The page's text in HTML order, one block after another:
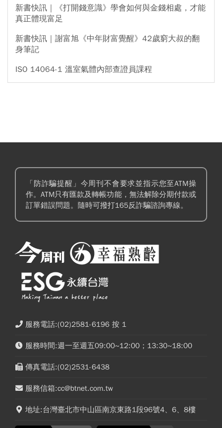
新書快訊｜《打開錢意識》學會如何與金錢相處，才能
真正體現富足
新書快訊｜謝富旭《中年財富覺醒》42歲窮大叔的翻
身筆記
ISO 14064-1 溫室氣體內部查證員課程
「防詐騙提醒」今周刊不會要求並指示您至ATM操
作。ATM只有匯款及轉帳功能，無法解除分期付款或
訂單錯誤問題。隨時可撥打165反詐騙諮詢專線。
服務電話:(02)2581-6196 按 1
服務時間:週一至週五09:00~12:00；13:30~18:00
傳真電話:(02)2531-6438
服務信箱:cc@btnet.com.tw
地址:台灣臺北市中山區南京東路1段96號4、6、8樓